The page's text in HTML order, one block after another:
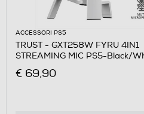
ACCESSORI PS5
TRUST - GXT258W FYRU 4IN1
STREAMING MIC PS5-Black/
€ 69,90